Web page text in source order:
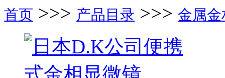
首页 >>> 产品目录 >>> 金属